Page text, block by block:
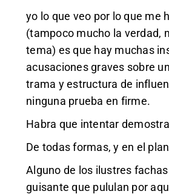
yo lo que veo por lo que me
(tampoco mucho la verdad,
tema) es que hay muchas
acusaciones graves sobre
trama y estructura de
ninguna prueba en firme.
Habra que intentar
De todas formas, y en el
Alguno de los ilustres fachas
guisante que pululan por